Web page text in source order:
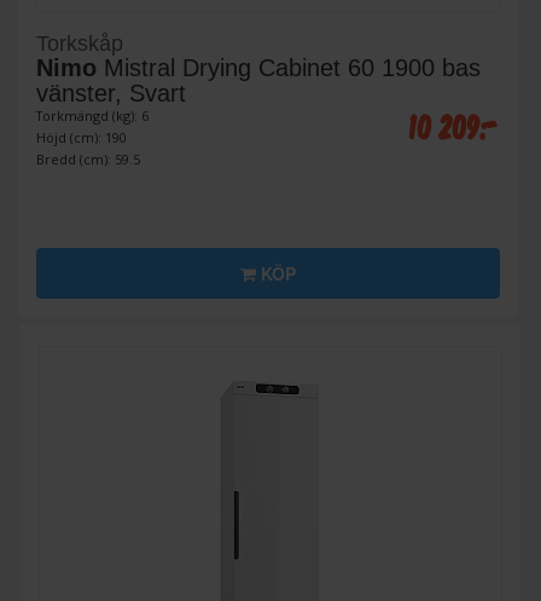
Torkskåp
Nimo Mistral Drying Cabinet 60 1900 bas
vänster, Svart
Torkmängd (kg): 6
Höjd (cm): 190
Bredd (cm): 59.5
10 209:-
KÖP